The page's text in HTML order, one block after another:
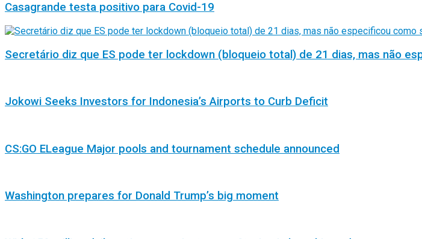
Casagrande testa positivo para Covid-19
Secretário diz que ES pode ter lockdown (bloqueio total) de 21 dias, mas não
Jokowi Seeks Investors for Indonesia’s Airports to Curb Deficit
CS:GO ELeague Major pools and tournament schedule announced
Washington prepares for Donald Trump’s big moment